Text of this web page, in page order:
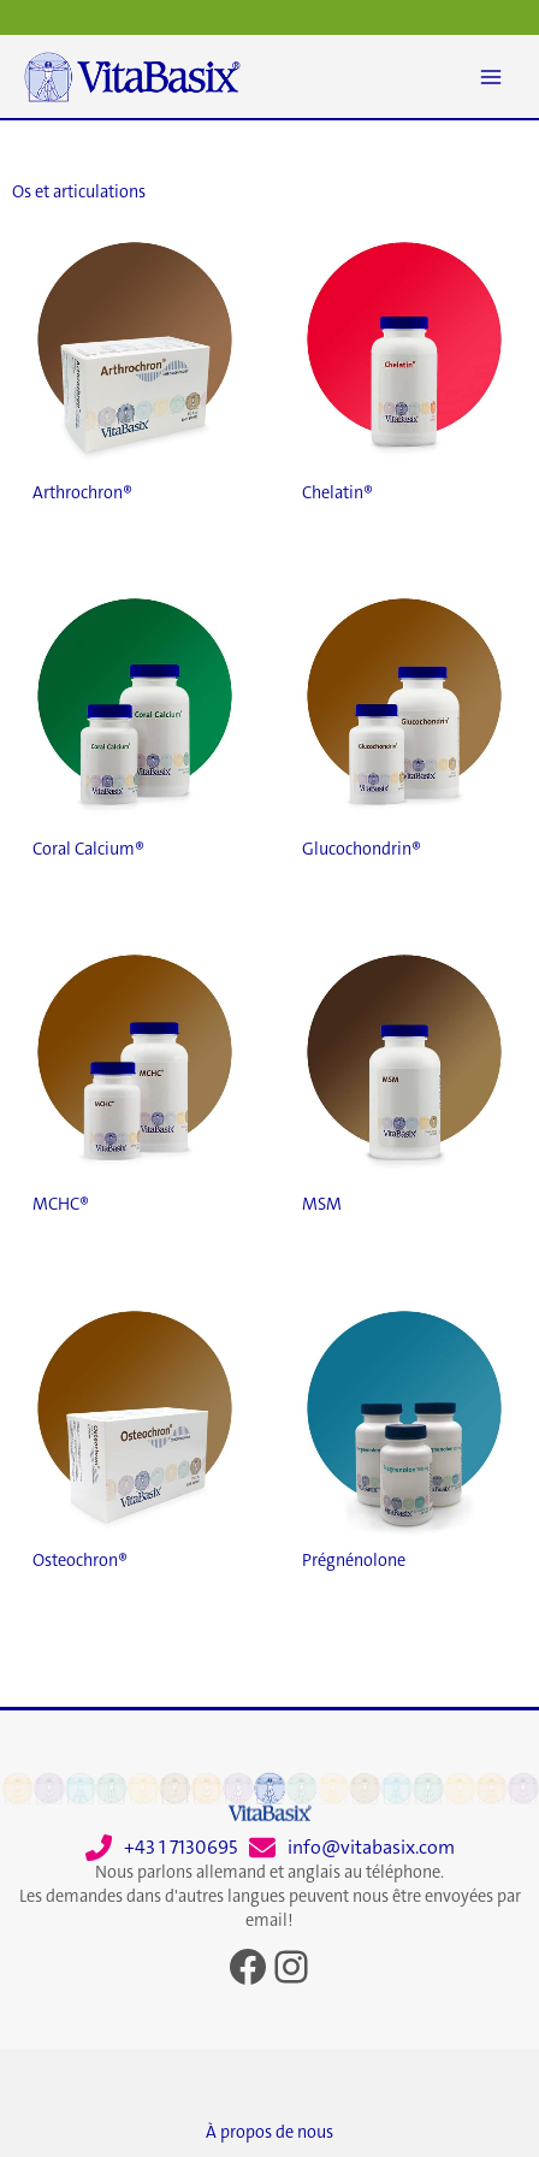
au
contenu
Os et articulations
Arthrochron® Chelatin®
Coral Calcium® Glucochondrin®
MCHC® MSM
Osteochron® Prégnénolone
+43 1 7130695 info@vitabasix.com
Nous parlons allemand et anglais au téléphone.
Les demandes dans d'autres langues peuvent nous être envoyées par
email!
Facebook
Instagram
À propos de nous